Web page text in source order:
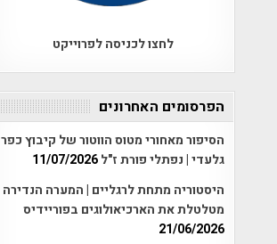
לחצו לכניסה לפרוייקט
הפרסומים האחרונים
הסיפור מאחורי מטוס הווטור של קיבוץ כפר
גלעדי | נפתלי פורת ז"ל11/07/2026
היסטוריה מתחת לרגליים | המערה הנדירה
מטלטלת את הארכיאולוגים בפוריידיס
21/06/2026